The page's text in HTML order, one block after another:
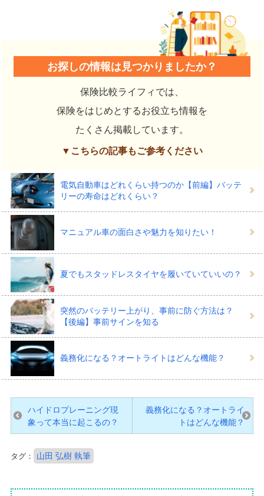
お探しの情報は見つかりましたか？
保険比較ライフィでは、
保険をはじめとするお役立ち情報を
たくさん掲載しています。
▼こちらの記事もご参考ください
電気自動車はどれくらい持つのか【前編】バッテ
リーの寿命はどれくらい？
マニュアル車の面白さや魅力を知りたい！
夏でもスタッドレスタイヤを履いていていいの？
突然のバッテリー上がり、事前に防ぐ方法は？
【後編】事前サインを知る
義務化になる？オートライトはどんな機能？
ハイドロプレーニング現
象って本当に起こるの？
義務化になる？オートライ
トはどんな機能？
タグ： 山田 弘樹 執筆